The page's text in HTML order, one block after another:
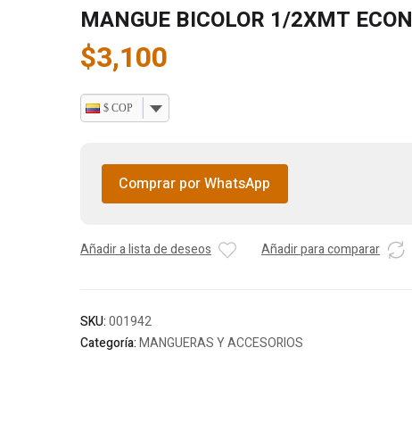
MANGUE BICOLOR 1/2XMT
$3,100
$ COP
Comprar por WhatsApp
Añadir a lista de deseos Añadir para comparar
SKU:001942
Categoría:MANGUERAS Y ACCESORIOS